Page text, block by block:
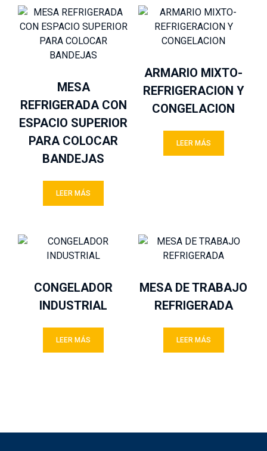
MESA
REFRIGERADA CON
ESPACIO SUPERIOR
PARA COLOCAR
BANDEJAS
LEER MÁS
ARMARIO MIXTO-
REFRIGERACION Y
CONGELACION
LEER MÁS
CONGELADOR
INDUSTRIAL
LEER MÁS
MESA DE TRABAJO
REFRIGERADA
LEER MÁS